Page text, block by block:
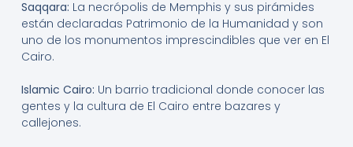
Saqqara: La necrópolis de Memphis y sus pirámides
están declaradas Patrimonio de la Humanidad y son
uno de los monumentos imprescindibles que ver en El
Cairo.
Islamic Cairo: Un barrio tradicional donde conocer las
gentes y la cultura de El Cairo entre bazares y
callejones.